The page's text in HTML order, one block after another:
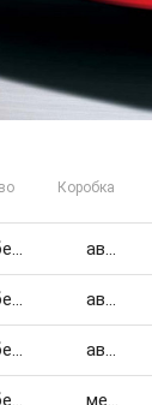
Коробка
бензин автомат
бензин автомат
бензин автомат
бензин механіка